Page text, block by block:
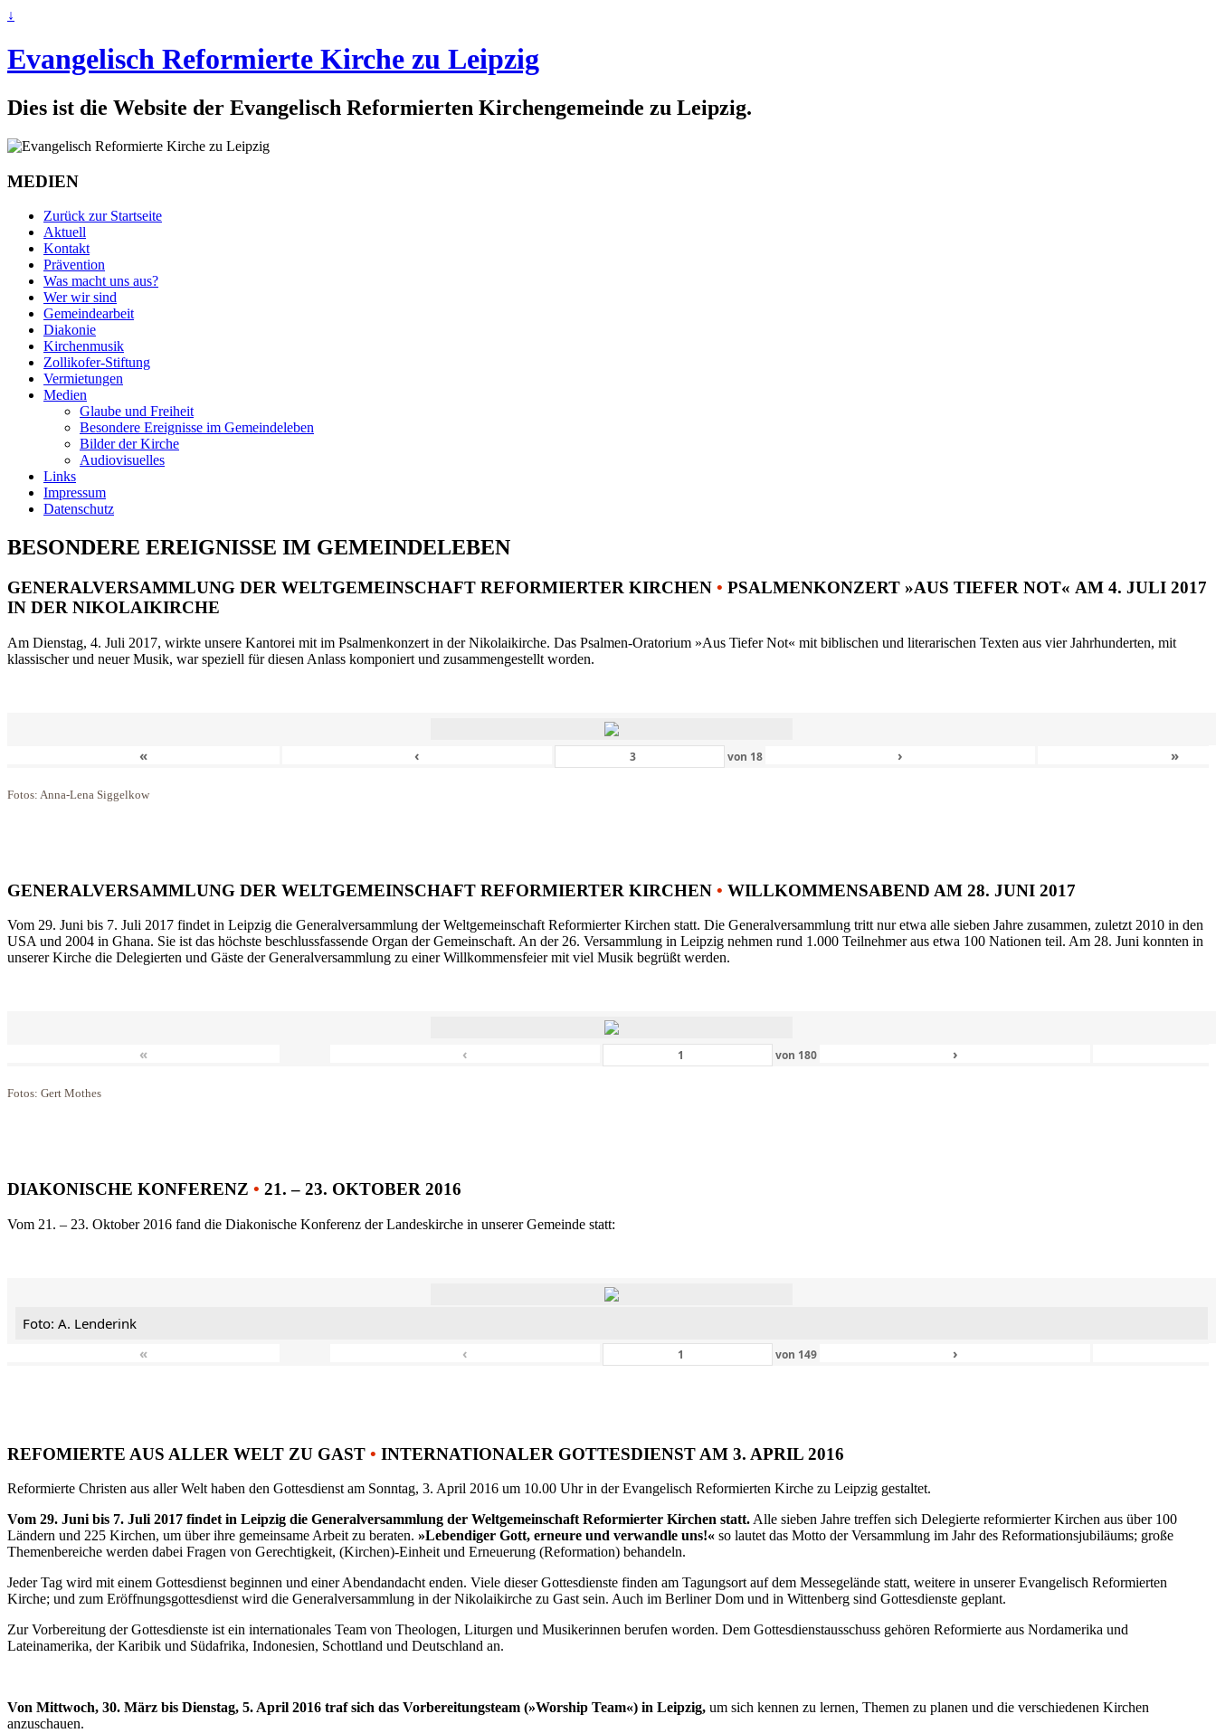
↓
Evangelisch Reformierte Kirche zu Leipzig
Dies ist die Website der Evangelisch Reformierten Kirchengemeinde zu Leipzig.
MEDIEN
Zurück zur Startseite
Aktuell
Kontakt
Prävention
Was macht uns aus?
Wer wir sind
Gemeindearbeit
Diakonie
Kirchenmusik
Zollikofer-Stiftung
Vermietungen
Medien
Glaube und Freiheit
Besondere Ereignisse im Gemeindeleben
Bilder der Kirche
Audiovisuelles
Links
Impressum
Datenschutz
BESONDERE EREIGNISSE IM GEMEINDELEBEN
GENERALVERSAMMLUNG DER WELTGEMEINSCHAFT REFORMIERTER KIRCHEN • PSALMENKONZERT »AUS TIEFER NOT« AM 4. JULI 2017
IN DER NIKOLAIKIRCHE
Am Dienstag, 4. Juli 2017, wirkte unsere Kantorei mit im Psalmenkonzert in der Nikolaikirche. Das Psalmen-Oratorium »Aus Tiefer Not« mit biblischen und literarischen Texten aus vier Jahrhunderten, mit
klassischer und neuer Musik, war speziell für diesen Anlass komponiert und zusammengestellt worden.
« ‹ von 18 › »
Fotos: Anna-Lena Siggelkow
GENERALVERSAMMLUNG DER WELTGEMEINSCHAFT REFORMIERTER KIRCHEN • WILLKOMMENSABEND AM 28. JUNI 2017
Vom 29. Juni bis 7. Juli 2017 findet in Leipzig die Generalversammlung der Weltgemeinschaft Reformierter Kirchen statt. Die Generalversammlung tritt nur etwa alle sieben Jahre zusammen, zuletzt 2010 in den
USA und 2004 in Ghana. Sie ist das höchste beschlussfassende Organ der Gemeinschaft. An der 26. Versammlung in Leipzig nehmen rund 1.000 Teilnehmer aus etwa 100 Nationen teil. Am 28. Juni konnten in
unserer Kirche die Delegierten und Gäste der Generalversammlung zu einer Willkommensfeier mit viel Musik begrüßt werden.
« ‹ von 180 ›
Fotos: Gert Mothes
DIAKONISCHE KONFERENZ • 21. – 23. OKTOBER 2016
Vom 21. – 23. Oktober 2016 fand die Diakonische Konferenz der Landeskirche in unserer Gemeinde statt:
Foto: A. Lenderink
«
‹ von 149 ›
REFOMIERTE AUS ALLER WELT ZU GAST • INTERNATIONALER GOTTESDIENST AM 3. APRIL 2016
Reformierte Christen aus aller Welt haben den Gottesdienst am Sonntag, 3. April 2016 um 10.00 Uhr in der Evangelisch Reformierten Kirche zu Leipzig gestaltet.
Vom 29. Juni bis 7. Juli 2017 findet in Leipzig die Generalversammlung der Weltgemeinschaft Reformierter Kirchen statt.Alle sieben Jahre treffen sich Delegierte reformierter Kirchen aus über 100
Ländern und 225 Kirchen, um über ihre gemeinsame Arbeit zu beraten. »Lebendiger Gott, erneure und verwandle uns!« so lautet das Motto der Versammlung im Jahr des Reformationsjubiläums; große
Themenbereiche werden dabei Fragen von Gerechtigkeit, (Kirchen)-Einheit und Erneuerung (Reformation) behandeln.
Jeder Tag wird mit einem Gottesdienst beginnen und einer Abendandacht enden. Viele dieser Gottesdienste finden am Tagungsort auf dem Messegelände statt, weitere in unserer Evangelisch Reformierten
Kirche; und zum Eröffnungsgottesdienst wird die Generalversammlung in der Nikolaikirche zu Gast sein. Auch im Berliner Dom und in Wittenberg sind Gottesdienste geplant.
Zur Vorbereitung der Gottesdienste ist ein internationales Team von Theologen, Liturgen und Musikerinnen berufen worden. Dem Gottesdienstausschuss gehören Reformierte aus Nordamerika und
Lateinamerika, der Karibik und Südafrika, Indonesien, Schottland und Deutschland an.
Von Mittwoch, 30. März bis Dienstag, 5. April 2016 traf sich das Vorbereitungsteam (»Worship Team«) in Leipzig, um sich kennen zu lernen, Themen zu planen und die verschiedenen Kirchen
anzuschauen.